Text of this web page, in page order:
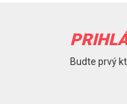
Budte prvý